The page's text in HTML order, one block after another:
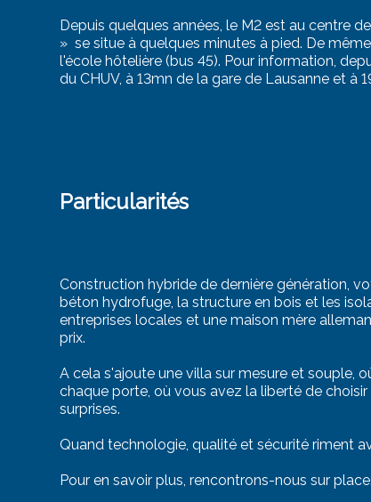
Depuis quelques années, le M2 est au centre
» se situe à quelques minutes à pied. De
l'école hôtelière (bus 45). Pour information,
du CHUV, à 13mn de la gare de Lausanne et à
Particularités
Construction hybride de dernière génération,
béton hydrofuge, la structure en bois et les
entreprises locales et une maison mère
prix.
A cela s'ajoute une villa sur mesure et souple,
chaque porte, où vous avez la liberté de
surprises.
Quand technologie, qualité et sécurité riment
Pour en savoir plus, rencontrons-nous sur place.